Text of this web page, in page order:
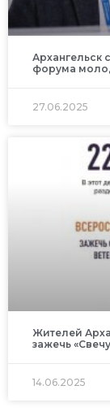
Архангельск
форума
27.06.2025
Жителей
зажечь
14.06.2025